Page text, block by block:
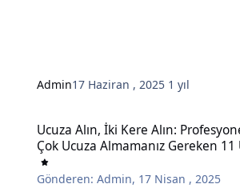
Admin17 Haziran , 2025 1 yıl
Ucuza Alın, İki Kere Alın:
Çok Ucuza Almamanız Gereken
Gönderen:Admin, 17 Nisan , 2025